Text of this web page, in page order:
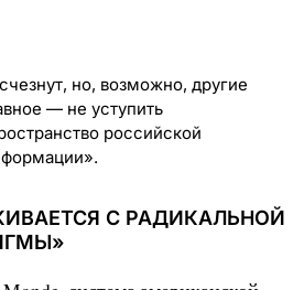
но, возможно, другие
— не уступить
российской
С РАДИКАЛЬНОЙ